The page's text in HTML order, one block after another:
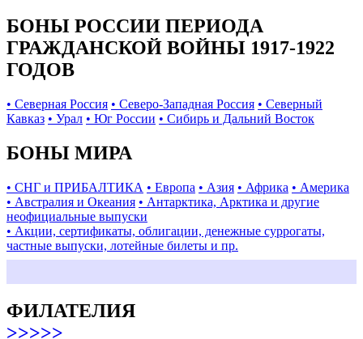
БОНЫ РОССИИ ПЕРИОДА
ГРАЖДАНСКОЙ ВОЙНЫ 1917-1922
ГОДОВ
• Северная Россия • Северо-Западная Россия • Северный
Кавказ • Урал • Юг России • Сибирь и Дальний Восток
БОНЫ МИРА
• СНГ и ПРИБАЛТИКА • Европа • Азия • Африка • Америка
• Австралия и Океания • Антарктика, Арктика и другие
неофициальные выпуски
• Акции, сертификаты, облигации, денежные суррогаты,
частные выпуски, лотейные билеты и пр.
ФИЛАТЕЛИЯ
>>>>>